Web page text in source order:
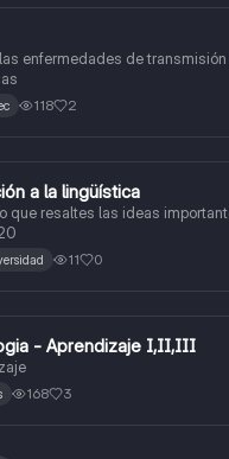
Personal, Ciudadanía y Cívica
enfermedades de
118 2
Sociales
a la lingüística
que resaltes las ideas
11 0
Sociales- Aprendizaje I,II,III
168 3